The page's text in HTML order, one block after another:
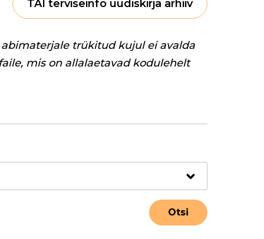
TAI terviseinfo uudiskirja arhiiv
trükitud kujul ei avalda
mis on allalaetavad kodulehelt